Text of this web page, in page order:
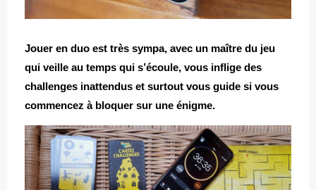
Jouer en duo est très sympa, avec un maître du jeu
qui veille au temps qui s’écoule, vous inflige des
challenges inattendus et surtout vous guide si vous
commencez à bloquer sur une énigme.